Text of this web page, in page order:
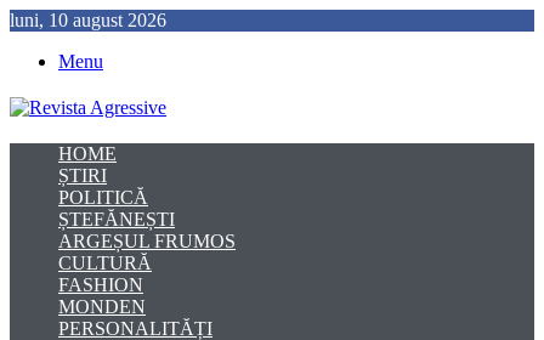
luni, 10 august 2026
Menu
HOME
ȘTIRI
POLITICĂ
ȘTEFĂNEȘTI
ARGEȘUL FRUMOS
CULTURĂ
FASHION
MONDEN
PERSONALITĂȚI